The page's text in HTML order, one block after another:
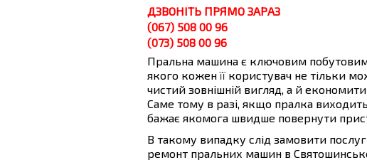
ДЗВОНІТЬ ПРЯМО ЗАРАЗ
(067) 508 00 96
(073) 508 00 96
Пральна машина є ключовим
якого кожен її користувач не тільки
чистий зовнішній вигляд, а й економити
Саме тому в разі, якщо пралка виходить
бажає якомога швидше повернути
В такому випадку слід замовити
ремонт пральних машин в